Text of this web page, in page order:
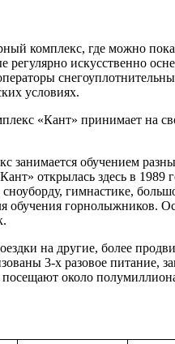
комплекс, где можно
регулярно искусственно
условиях.
«Кант» принимает на
занимается обучением
открылась здесь в 1989
гимнастике,
обучения горнолыжников.
на другие, более
3-х разовое питание,
около